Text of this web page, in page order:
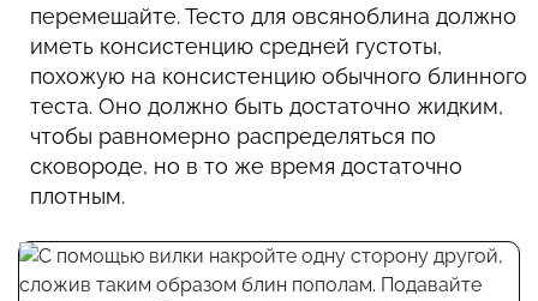
перемешайте. Тесто для овсяноблина должно
иметь консистенцию средней густоты,
похожую на консистенцию обычного блинного
теста. Оно должно быть достаточно жидким,
чтобы равномерно распределяться по
сковороде, но в то же время достаточно
плотным.